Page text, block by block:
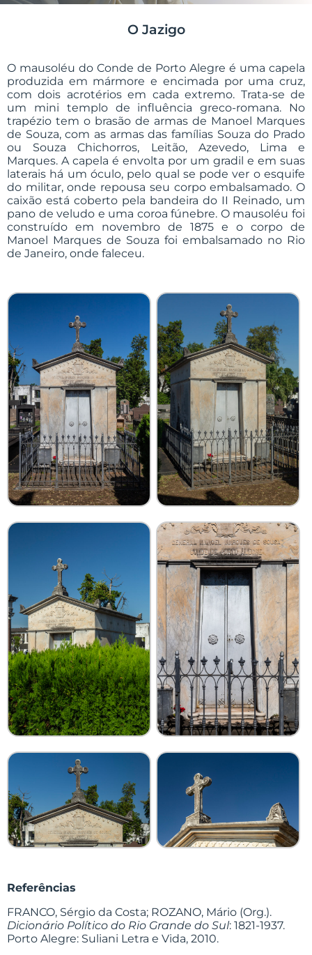
O Jazigo
O mausoléu do Conde de Porto Alegre é uma capela
produzida em mármore e encimada por uma cruz,
com dois acrotérios em cada extremo. Trata-se de
um mini templo de influência greco-romana. No
trapézio tem o brasão de armas de Manoel Marques
de Souza, com as armas das famílias Souza do Prado
ou Souza Chichorros, Leitão, Azevedo, Lima e
Marques. A capela é envolta por um gradil e em suas
laterais há um óculo, pelo qual se pode ver o esquife
do militar, onde repousa seu corpo embalsamado. O
caixão está coberto pela bandeira do II Reinado, um
pano de veludo e uma coroa fúnebre. O mausoléu foi
construído em novembro de 1875 e o corpo de
Manoel Marques de Souza foi embalsamado no Rio
de Janeiro, onde faleceu.
Referências
FRANCO, Sérgio da Costa; ROZANO, Mário (Org.).
Dicionário Político do Rio Grande do Sul: 1821-1937.
Porto Alegre: Suliani Letra e Vida, 2010.